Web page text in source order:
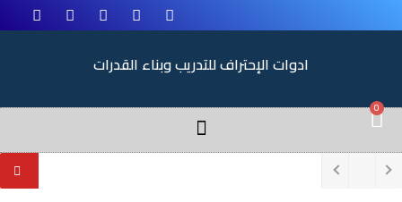
ادوات الإحتراف للتدريب وبناء القدرات
0